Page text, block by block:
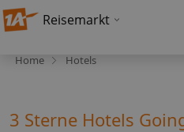
Reisemarkt
Home Hotels
3 Sterne Hotels